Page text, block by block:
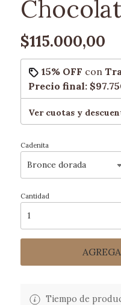
$115.000,00
15% OFF con
Precio final:
Ver cuotas y
Cadenita
Cantidad
Tiempo de